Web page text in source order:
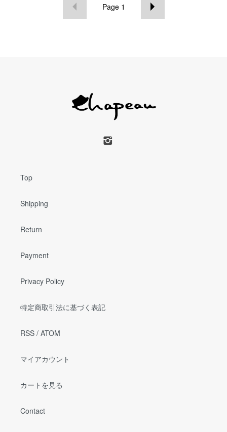
Page1
Top
Shipping
Return
Payment
Privacy Policy
特定商取引法に基づく表記
RSS / ATOM
マイアカウント
カートを見る
Contact